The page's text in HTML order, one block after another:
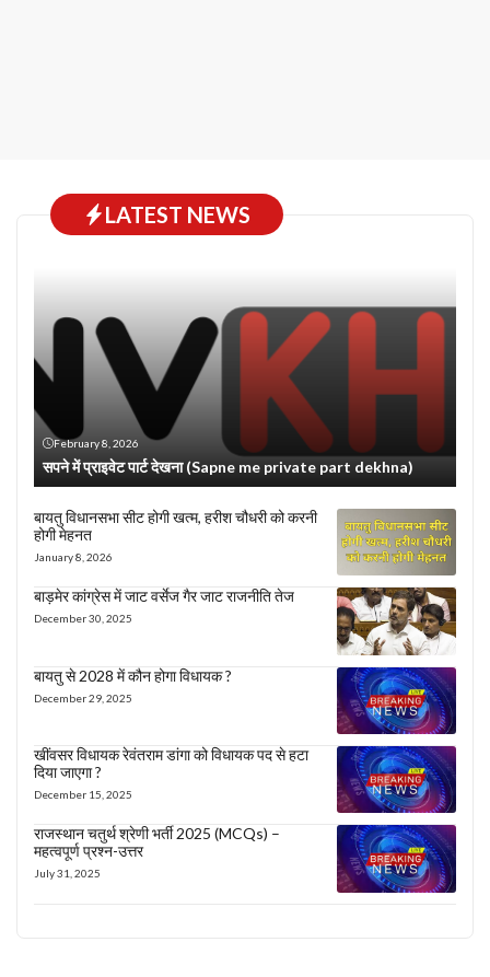
LATEST NEWS
February 8, 2026
सपने में प्राइवेट पार्ट देखना (Sapne me private part dekhna)
बायतु विधानसभा सीट होगी खत्म, हरीश चौधरी को करनी
होगी मेहनत
January 8, 2026
बाड़मेर कांग्रेस में जाट वर्सेज गैर जाट राजनीति तेज
December 30, 2025
बायतु से 2028 में कौन होगा विधायक ?
December 29, 2025
खींवसर विधायक रेवंतराम डांगा को विधायक पद से हटा
दिया जाएगा ?
December 15, 2025
राजस्थान चतुर्थ श्रेणी भर्ती 2025 (MCQs) –
महत्वपूर्ण प्रश्न-उत्तर
July 31, 2025